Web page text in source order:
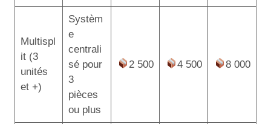
Multispl
it (3
unités
et +)
Systèm
e
centrali
sé pour
3
pièces
ou plus
2 500 4 500 8 000